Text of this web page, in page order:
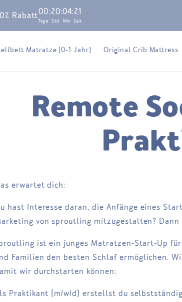
Rabatt00
Tage
:20
Std
:04
Min
: 20
Sek
Matratze (0-1 Jahr) Original Crib Mattress
Remote
erwartet dich:
hast Interesse daran, die Anfänge eines
von sproutling mitzugestalten?
ist ein junges Matratzen-Start-Up
Familien den besten Schlaf ermöglichen.
wir durchstarten können:
Praktikant (m/w/d) erstellst du